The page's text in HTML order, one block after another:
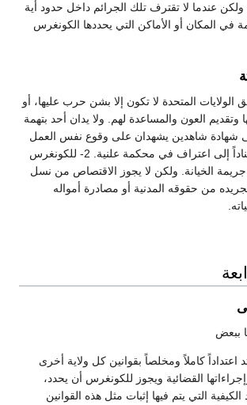
عندما لا تقترف تلك الجرائم داخل حدود أية
في المكان أو الأماكن التي يحددها الكونغرس
الولايات المتحدة لا تكون إلا بشن حرب عليها، أو
وتقديم العون والمساعدة لهم. ولا يدان أحد بتهمة
إلى شهادة شاهدين يشهدان على وقوع نفس العمل
الواضح النية، أو استناداً إلى اعتراف في محكمة علنية. 2- للكونغرس
الخيانة. ولكن لا يجوز الاقتصاص من نسل
من حقوقه المدنية أو مصادرة أمواله
ببعض
اعتداداً كاملاً ومخلصاً بقوانين كل ولاية أخرى
القضائية ويجوز للكونغرس أن يحدد،
التي يتم فيها إثبات مثل هذه القوانين